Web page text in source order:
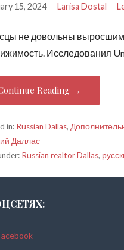
15, 2024 Larisa Dostal
не довольны
Исследования
Reading →
in: Russian Dallas,
Даллас
Russian realtor Dallas,